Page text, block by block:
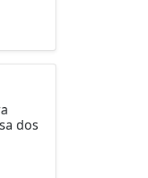
dos